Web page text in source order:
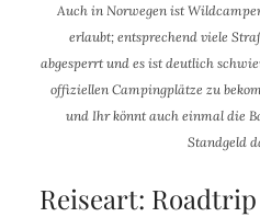
Auch in Norwegen ist
erlaubt; entsprechend viele
abgesperrt und es ist deutlich
offiziellen Campingplätze zu
und Ihr könnt auch einmal die
Standgeld
Reiseart: